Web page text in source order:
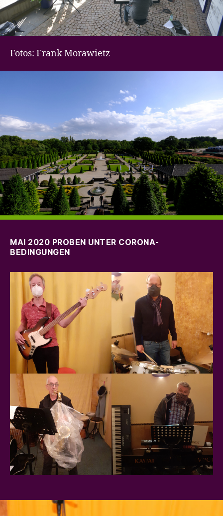
Fotos: Frank Morawietz
MAI 2020 PROBEN UNTER CORONA-
BEDINGUNGEN